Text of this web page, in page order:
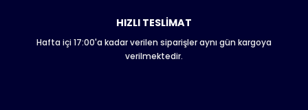
Gönder
HIZLI TESLİMAT
Hafta içi 17:00'a kadar verilen siparişler aynı gün kargoya
verilmektedir.